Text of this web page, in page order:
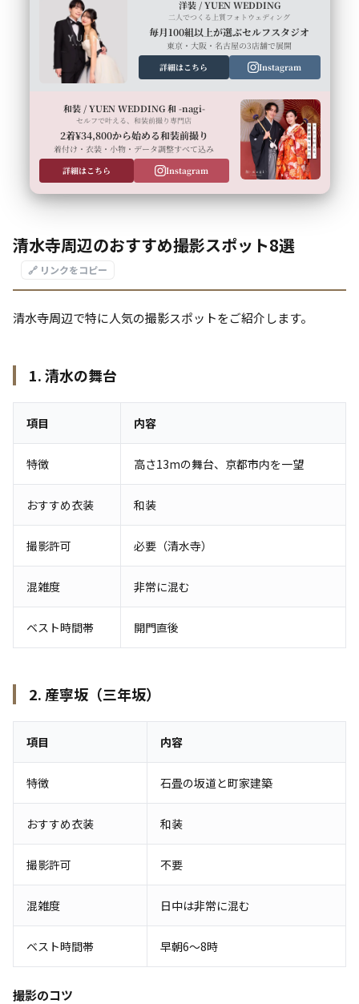
洋装 / YUEN WEDDING
二人でつくる上質フォトウェディング
毎月100組以上が選ぶセルフスタジオ
東京・大阪・名古屋の3店舗で展開
詳細はこちら
Instagram
和装 / YUEN WEDDING 和 -nagi-
セルフで叶える、和装前撮り専門店
2着¥34,800から始める和装前撮り
着付け・衣装・小物・データ調整すべて込み
詳細はこちら
Instagram
清水寺周辺のおすすめ撮影スポット8選
🔗 リンクをコピー
清水寺周辺で特に人気の撮影スポットをご紹介します。
1. 清水の舞台
項目 内容
特徴 高さ13mの舞台、京都市内を一望
おすすめ衣装 和装
撮影許可 必要（清水寺）
混雑度 非常に混む
ベスト時間帯 開門直後
2. 産寧坂（三年坂）
項目 内容
特徴 石畳の坂道と町家建築
おすすめ衣装 和装
撮影許可 不要
混雑度 日中は非常に混む
ベスト時間帯 早朝6〜8時
撮影のコツ